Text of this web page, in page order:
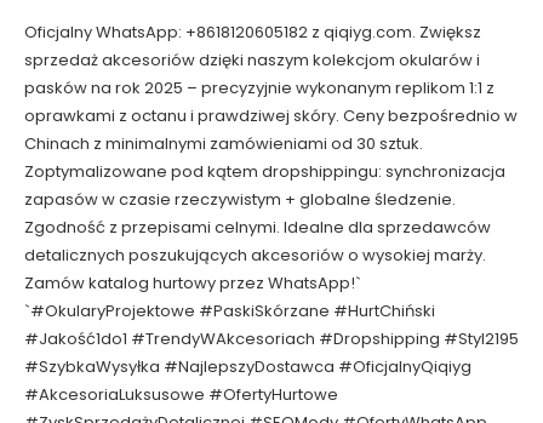
Oficjalny WhatsApp: +8618120605182 z qiqiyg.com. Zwiększ
sprzedaż akcesoriów dzięki naszym kolekcjom okularów i
pasków na rok 2025 – precyzyjnie wykonanym replikom 1:1 z
oprawkami z octanu i prawdziwej skóry. Ceny bezpośrednio w
Chinach z minimalnymi zamówieniami od 30 sztuk.
Zoptymalizowane pod kątem dropshippingu: synchronizacja
zapasów w czasie rzeczywistym + globalne śledzenie.
Zgodność z przepisami celnymi. Idealne dla sprzedawców
detalicznych poszukujących akcesoriów o wysokiej marży.
Zamów katalog hurtowy przez WhatsApp!`
`#OkularyProjektowe #PaskiSkórzane #HurtChiński
#Jakość1do1 #TrendyWAkcesoriach #Dropshipping #Styl2195
#SzybkaWysyłka #NajlepszyDostawca #OficjalnyQiqiyg
#AkcesoriaLuksusowe #OfertyHurtowe